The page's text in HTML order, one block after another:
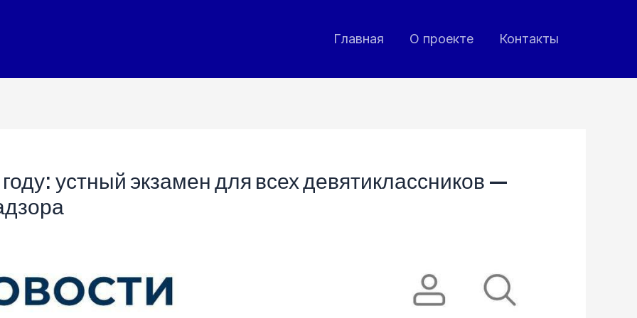
Главная О проекте Контакты
устный экзамен для всех девятиклассников —